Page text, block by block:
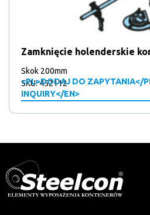
Zamknięcie holenderskie
Skok 200mm
<PL>DODAJ DO ZAPYTANIA</
INQUIRY</EN>
SKU: 452112